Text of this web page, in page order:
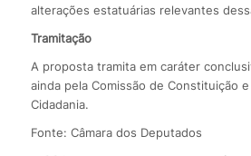
alterações estatuárias relevantes
Tramitação
A proposta tramita em caráter
ainda pela Comissão de Constituição
Cidadania.
Fonte: Câmara dos Deputados